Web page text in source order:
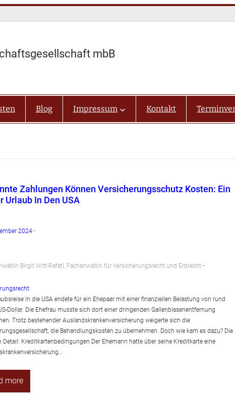
mbB
Blog Impressum Kontakt
Zahlungen Können Versicherungsschutz Kosten: Ein
Urlaub In Den USA
2024–
Birgit Witt-Rafati, Fachanwältin für Versicherungsrecht und Erbrecht–
in die USA endete für ein Ehepaar mit einer finanziellen Belastung von rund
Dollar. Die Ehefrau musste sich dort einer dringenden Gallenblasenentfernung
Trotz bestehender Auslandskrankenversicherung weigerte sich die
die Behandlungskosten zu übernehmen. Doch wie kam es dazu? Die
Detail: Kreditkartenbedingungen Der Ehemann hatte über seine Kreditkarte eine
more